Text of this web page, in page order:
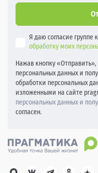
Я даю согласие группе
обработку моих
Нажав кнопку
персональных данных и
обработки персональных
изложенными на сайте
персональных данных и
согласен.